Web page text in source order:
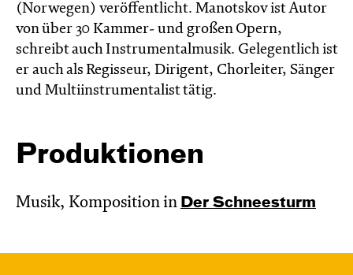
(Norwegen) veröffentlicht. Manotskov ist Autor
von über 30 Kammer- und großen Opern,
schreibt auch Instrumentalmusik. Gelegentlich ist
er auch als Regisseur, Dirigent, Chorleiter, Sänger
und Multiinstrumentalist tätig.
Produktionen
Musik, Komposition in Der Schnee­sturm